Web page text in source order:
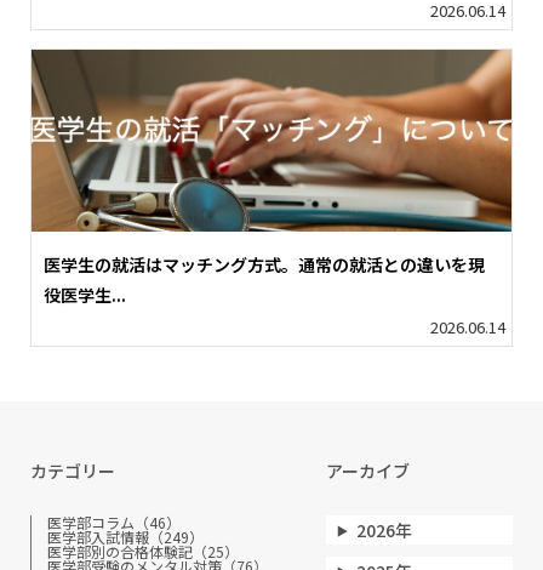
2026.06.14
医学生の就活はマッチング方式。通常の就活との違いを現
役医学生...
2026.06.14
カテゴリー
医学部コラム（46）
医学部入試情報（249）
医学部別の合格体験記（25）
医学部受験のメンタル対策（76）
アーカイブ
2026年